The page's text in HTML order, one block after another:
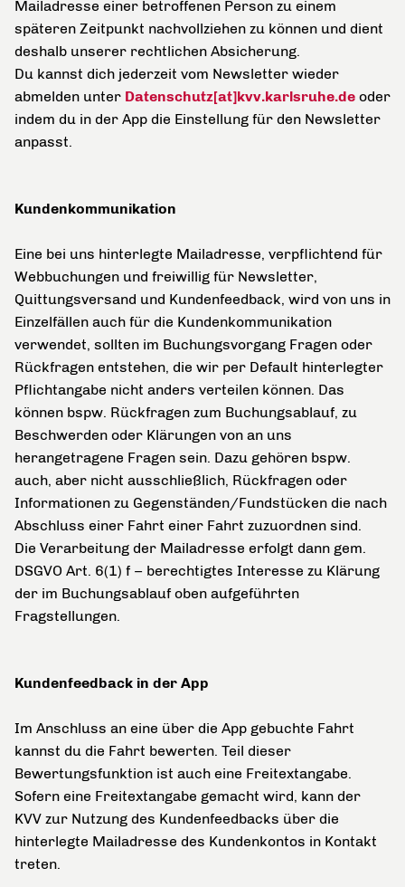
Mailadresse einer betroffenen Person zu einem
späteren Zeitpunkt nachvollziehen zu können und dient
deshalb unserer rechtlichen Absicherung.
Du kannst dich jederzeit vom Newsletter wieder
abmelden unter Datenschutz[at]kvv.karlsruhe.de oder
indem du in der App die Einstellung für den Newsletter
anpasst.
Kundenkommunikation
Eine bei uns hinterlegte Mailadresse, verpflichtend für
Webbuchungen und freiwillig für Newsletter,
Quittungsversand und Kundenfeedback, wird von uns in
Einzelfällen auch für die Kundenkommunikation
verwendet, sollten im Buchungsvorgang Fragen oder
Rückfragen entstehen, die wir per Default hinterlegter
Pflichtangabe nicht anders verteilen können. Das
können bspw. Rückfragen zum Buchungsablauf, zu
Beschwerden oder Klärungen von an uns
herangetragene Fragen sein. Dazu gehören bspw.
auch, aber nicht ausschließlich, Rückfragen oder
Informationen zu Gegenständen/Fundstücken die nach
Abschluss einer Fahrt einer Fahrt zuzuordnen sind.
Die Verarbeitung der Mailadresse erfolgt dann gem.
DSGVO Art. 6(1) f – berechtigtes Interesse zu Klärung
der im Buchungsablauf oben aufgeführten
Fragstellungen.
Kundenfeedback in der App
Im Anschluss an eine über die App gebuchte Fahrt
kannst du die Fahrt bewerten. Teil dieser
Bewertungsfunktion ist auch eine Freitextangabe.
Sofern eine Freitextangabe gemacht wird, kann der
KVV zur Nutzung des Kundenfeedbacks über die
hinterlegte Mailadresse des Kundenkontos in Kontakt
treten.